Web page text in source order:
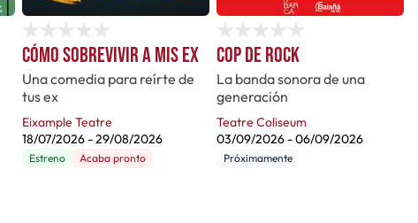
Cómo sobrevivir a mis ex
Una comedia para reírte de
tus ex
Eixample Teatre
18/07/2026-29/08/2026
Estreno Acaba pronto
Cop de rock
La banda sonora de una
generación
Teatre Coliseum
03/09/2026-06/09/2026
Próximamente